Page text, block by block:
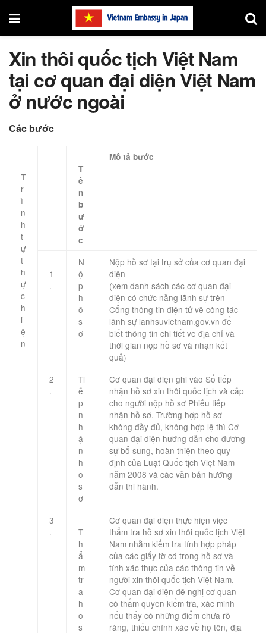
Xin thôi quốc tịch Việt Nam
tại cơ quan đại diện Việt Nam
ở nước ngoài
Các bước
T
r
ì
n
h
t
ự
t
h
ự
c
h
i
ệ
n
T
ê
n
b
ư
ớ
c
Mô tả bước
1
.
N
ộ
p
h
ồ
s
ơ
Nộp hồ sơ tại trụ sở của cơ quan đại
diện
(xem danh sách các cơ quan đại
diện có chức năng lãnh sự trên
Cổng thông tin điện tử về công tác
lãnh sự lanhsuvietnam.gov.vn để
biết thông tin chi tiết về địa chỉ và
thời gian nộp hồ sơ và nhận kết
quả)
2
.
Ti
ế
p
n
h
ậ
n
h
ồ
s
ơ
Cơ quan đại diện ghi vào Sổ tiếp
nhận hồ sơ xin thôi quốc tịch và cấp
cho người nộp hồ sơ Phiếu tiếp
nhận hồ sơ. Trường hợp hồ sơ
không đầy đủ, không hợp lệ thì Cơ
quan đại diện hướng dẫn cho đương
sự bổ sung, hoàn thiện theo quy
định của Luật Quốc tịch Việt Nam
năm 2008 và các văn bản hướng
dẫn thi hành.
3
.
T
h
ẩ
m
tr
a
h
ồ
s
Cơ quan đại diện thực hiện việc
thẩm tra hồ sơ xin thôi quốc tịch Việt
Nam nhằm kiểm tra tính hợp pháp
của các giấy tờ có trong hồ sơ và
tính xác thực của các thông tin về
người xin thôi quốc tịch Việt Nam.
Cơ quan đại diện đề nghị cơ quan
có thẩm quyền kiểm tra, xác minh
nếu thấy có những điểm chưa rõ
ràng, thiếu chính xác về họ tên, địa